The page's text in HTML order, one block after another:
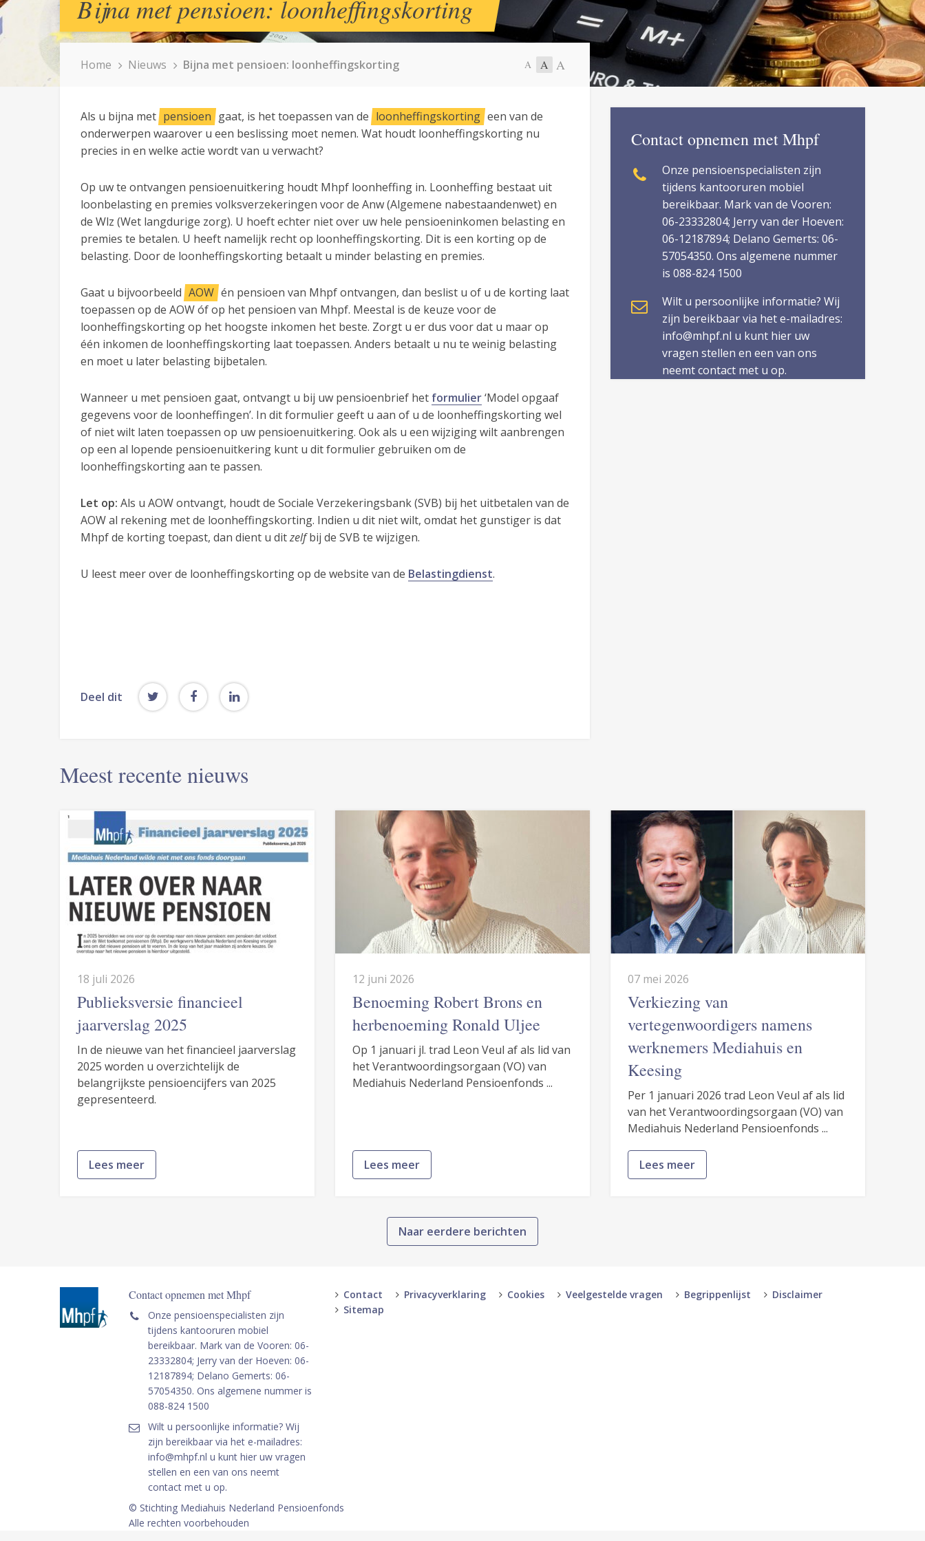
Bijna met pensioen: loonheffingskorting
Home Nieuws Bijna met pensioen: loonheffingskorting A A A
Als u bijna met pensioen gaat, is het toepassen van de loonheffingskorting een van de
onderwerpen waarover u een beslissing moet nemen. Wat houdt loonheffingskorting nu
precies in en welke actie wordt van u verwacht?
Op uw te ontvangen pensioenuitkering houdt Mhpf loonheffing in. Loonheffing bestaat uit
loonbelasting en premies volksverzekeringen voor de Anw (Algemene nabestaandenwet) en
de Wlz (Wet langdurige zorg). U hoeft echter niet over uw hele pensioeninkomen belasting en
premies te betalen. U heeft namelijk recht op loonheffingskorting. Dit is een korting op de
belasting. Door de loonheffingskorting betaalt u minder belasting en premies.
Gaat u bijvoorbeeld AOW én pensioen van Mhpf ontvangen, dan beslist u of u de korting laat
toepassen op de AOW óf op het pensioen van Mhpf. Meestal is de keuze voor de
loonheffingskorting op het hoogste inkomen het beste. Zorgt u er dus voor dat u maar op
één inkomen de loonheffingskorting laat toepassen. Anders betaalt u nu te weinig belasting
en moet u later belasting bijbetalen.
Wanneer u met pensioen gaat, ontvangt u bij uw pensioenbrief het formulier‘Model opgaaf
gegevens voor de loonheffingen’. In dit formulier geeft u aan of u de loonheffingskorting wel
of niet wilt laten toepassen op uw pensioenuitkering. Ook als u een wijziging wilt aanbrengen
op een al lopende pensioenuitkering kunt u dit formulier gebruiken om de
loonheffingskorting aan te passen.
Let op: Als u AOW ontvangt, houdt de Sociale Verzekeringsbank (SVB) bij het uitbetalen van de
AOW al rekening met de loonheffingskorting. Indien u dit niet wilt, omdat het gunstiger is dat
Mhpf de korting toepast, dan dient u ditzelfbij de SVB te wijzigen.
U leest meer over de loonheffingskorting op de website van de Belastingdienst.
Deel dit
Contact opnemen met Mhpf
Onze pensioenspecialisten zijn
tijdens kantooruren mobiel
bereikbaar. Mark van de Vooren:
06-23332804; Jerry van der Hoeven:
06-12187894; Delano Gemerts: 06-
57054350. Ons algemene nummer
is 088-824 1500
Wilt u persoonlijke informatie? Wij
zijn bereikbaar via het e-mailadres:
info@mhpf.nl u kunt hier uw
vragen stellen en een van ons
neemt contact met u op.
Meest recente nieuws
18 juli 2026
Publieksversie financieel
jaarverslag 2025
In de nieuwe van het financieel jaarverslag
2025 worden u overzichtelijk de
belangrijkste pensioencijfers van 2025
gepresenteerd.
Lees meer
12 juni 2026
Benoeming Robert Brons en
herbenoeming Ronald Uljee
Op 1 januari jl. trad Leon Veul af als lid van
het Verantwoordingsorgaan (VO) van
Mediahuis Nederland Pensioenfonds ...
Lees meer
07 mei 2026
Verkiezing van
vertegenwoordigers namens
werknemers Mediahuis en
Keesing
Per 1 januari 2026 trad Leon Veul af als lid
van het Verantwoordingsorgaan (VO) van
Mediahuis Nederland Pensioenfonds ...
Lees meer
Naar eerdere berichten
Contact opnemen met Mhpf
Onze pensioenspecialisten zijn
tijdens kantooruren mobiel
bereikbaar. Mark van de Vooren: 06-
23332804; Jerry van der Hoeven: 06-
12187894; Delano Gemerts: 06-
57054350. Ons algemene nummer is
088-824 1500
Wilt u persoonlijke informatie? Wij
zijn bereikbaar via het e-mailadres:
info@mhpf.nl u kunt hier uw vragen
stellen en een van ons neemt
contact met u op.
Contact Privacyverklaring Cookies Veelgestelde vragen Begrippenlijst
Disclaimer
Sitemap
© Stichting Mediahuis Nederland Pensioenfonds
Alle rechten voorbehouden